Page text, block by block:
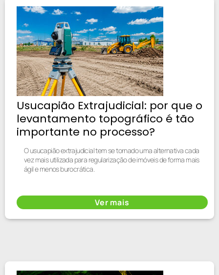
Usucapião Extrajudicial: por que o
levantamento topográfico é tão
importante no processo?
O usucapião extrajudicial tem se tornado uma alternativa cada
vez mais utilizada para regularização de imóveis de forma mais
ágil e menos burocrática.
Ver mais